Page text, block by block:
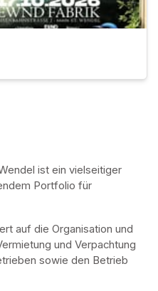
ist ein vielseitiger
Portfolio für
auf die Organisation und
und Verpachtung
sowie den Betrieb